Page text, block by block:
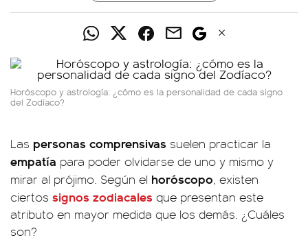
Horóscopo y astrología: ¿cómo es la personalidad de cada signo
del Zodíaco?
Las personas comprensivas suelen practicar la
empatía para poder olvidarse de uno y mismo y
mirar al prójimo. Según el horóscopo, existen
ciertos signos zodiacales que presentan este
atributo en mayor medida que los demás. ¿Cuáles
son?